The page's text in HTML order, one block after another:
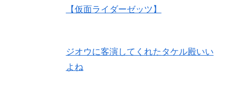
【仮面ライダーゼッツ】
ジオウに客演してくれたタケル殿いい
よね